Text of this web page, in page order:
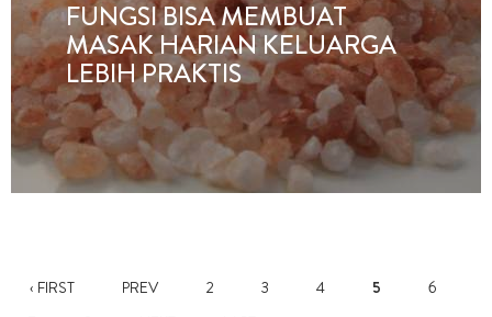
FUNGSI BISA MEMBUAT
MASAK HARIAN KELUARGA
LEBIH PRAKTIS
‹ FIRST PREV 2 3 4 5
6